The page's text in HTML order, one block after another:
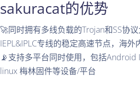
sakuracat的优势
🚀同时拥有多线负载的Trojan和SS协
IEPL&IPLC专线的稳定高速节点，海外
📡支持多平台同时使用，包括Android
linux 梅林固件等设备/平台